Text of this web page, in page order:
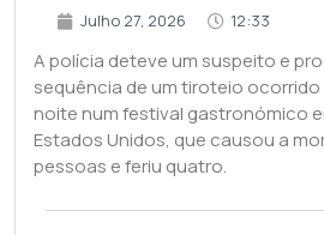
Julho 27, 2026 12:33
A polícia deteve um suspeito e
sequência de um tiroteio
noite num festival gastronómico
Estados Unidos, que causou a
pessoas e feriu quatro.